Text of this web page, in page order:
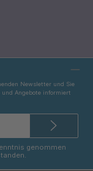
Newsletter und Sie
Angebote informiert
genommen